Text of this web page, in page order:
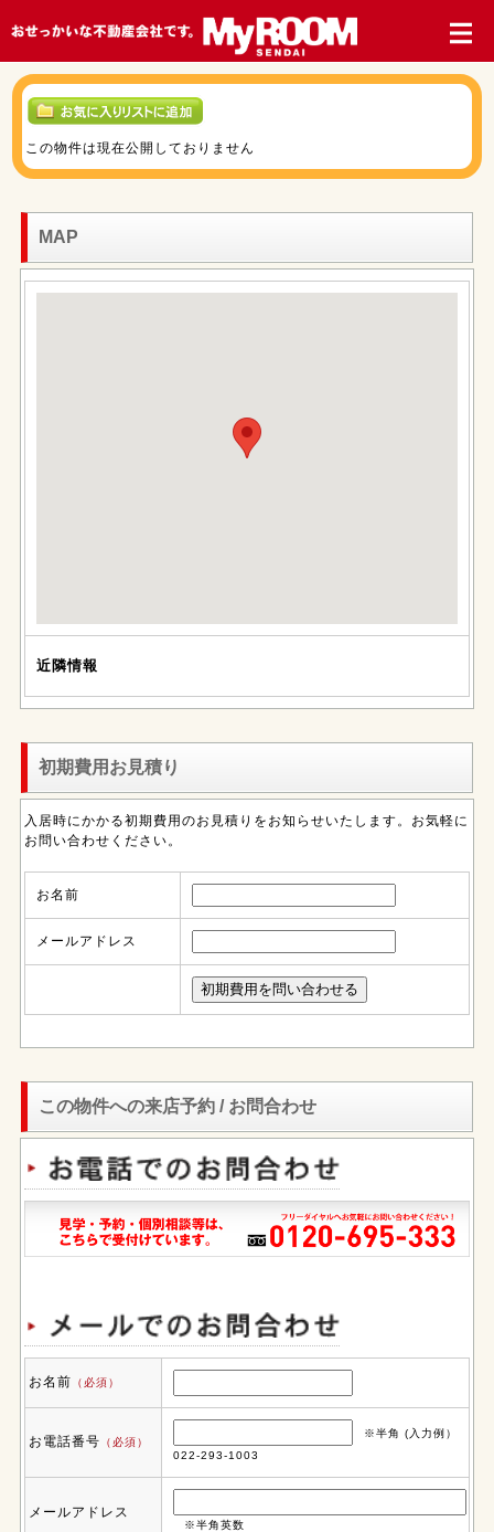
この物件は現在公開しておりません
MAP
近隣情報
初期費用お見積り
入居時にかかる初期費用のお見積りをお知らせいたします。お気軽に
お問い合わせください。
お名前
メールアドレス
この物件への来店予約 / お問合わせ
お名前 （必須）
お電話番号 （必須）
※半角 (入力例）
022-293-1003
メールアドレス
※半角英数